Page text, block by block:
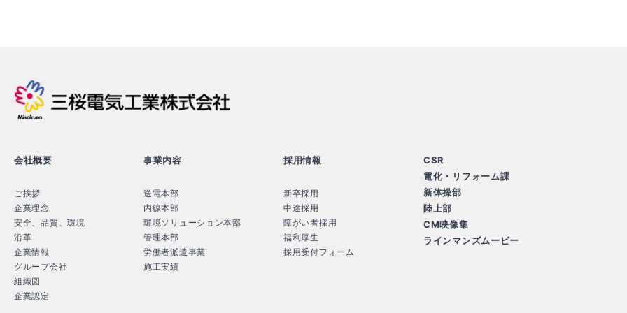
会社概要
ご挨拶
企業理念
安全、品質、環境
沿革
企業情報
グループ会社
組織図
企業認定
事業内容
送電本部
内線本部
環境ソリューション本部
管理本部
労働者派遣事業
施工実績
採用情報
新卒採用
中途採用
障がい者採用
福利厚生
採用受付フォーム
CSR
電化・リフォーム課
新体操部
陸上部
CM映像集
ラインマンズムービー